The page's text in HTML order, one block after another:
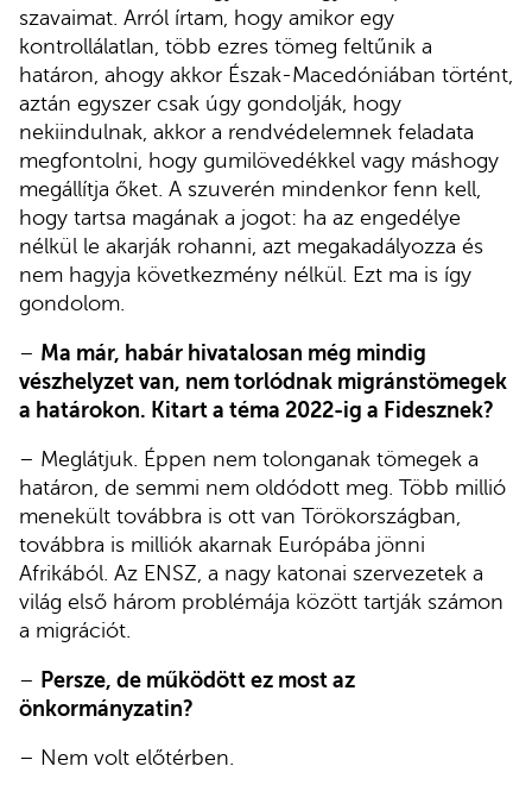
szavaimat. Arról írtam, hogy amikor egy
kontrollálatlan, több ezres tömeg feltűnik a
határon, ahogy akkor Észak-Macedóniában történt,
aztán egyszer csak úgy gondolják, hogy
nekiindulnak, akkor a rendvédelemnek feladata
megfontolni, hogy gumilövedékkel vagy máshogy
megállítja őket. A szuverén mindenkor fenn kell,
hogy tartsa magának a jogot: ha az engedélye
nélkül le akarják rohanni, azt megakadályozza és
nem hagyja következmény nélkül. Ezt ma is így
gondolom.
– Ma már, habár hivatalosan még mindig
vészhelyzet van, nem torlódnak migránstömegek
a határokon. Kitart a téma 2022-ig a Fidesznek?
– Meglátjuk. Éppen nem tolonganak tömegek a
határon, de semmi nem oldódott meg. Több millió
menekült továbbra is ott van Törökországban,
továbbra is milliók akarnak Európába jönni
Afrikából. Az ENSZ, a nagy katonai szervezetek a
világ első három problémája között tartják számon
a migrációt.
– Persze, de működött ez most az
önkormányzatin?
– Nem volt előtérben.